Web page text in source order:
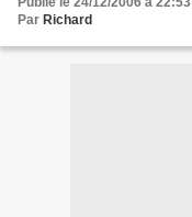
Par Richard